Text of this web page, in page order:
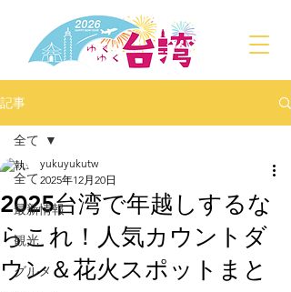
記事
全て
最新情報
観光
グルメ
全て
2025台湾で年越しするな
らこれ！人気カウントダ
ウン＆花火スポットまと
yukuyukutw
2025年12月20日